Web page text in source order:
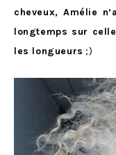
cheveux, Amélie
longtemps sur
les longueurs ;)